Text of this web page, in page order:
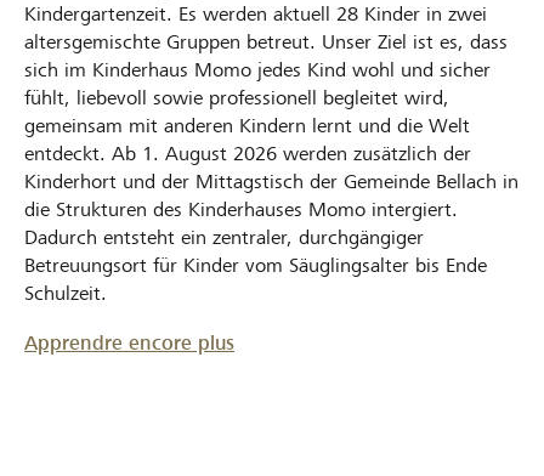
Kindergartenzeit. Es werden aktuell 28 Kinder in zwei
altersgemischte Gruppen betreut. Unser Ziel ist es, dass
sich im Kinderhaus Momo jedes Kind wohl und sicher
fühlt, liebevoll sowie professionell begleitet wird,
gemeinsam mit anderen Kindern lernt und die Welt
entdeckt. Ab 1. August 2026 werden zusätzlich der
Kinderhort und der Mittagstisch der Gemeinde Bellach in
die Strukturen des Kinderhauses Momo intergiert.
Dadurch entsteht ein zentraler, durchgängiger
Betreuungsort für Kinder vom Säuglingsalter bis Ende
Schulzeit.
Apprendre encore plus